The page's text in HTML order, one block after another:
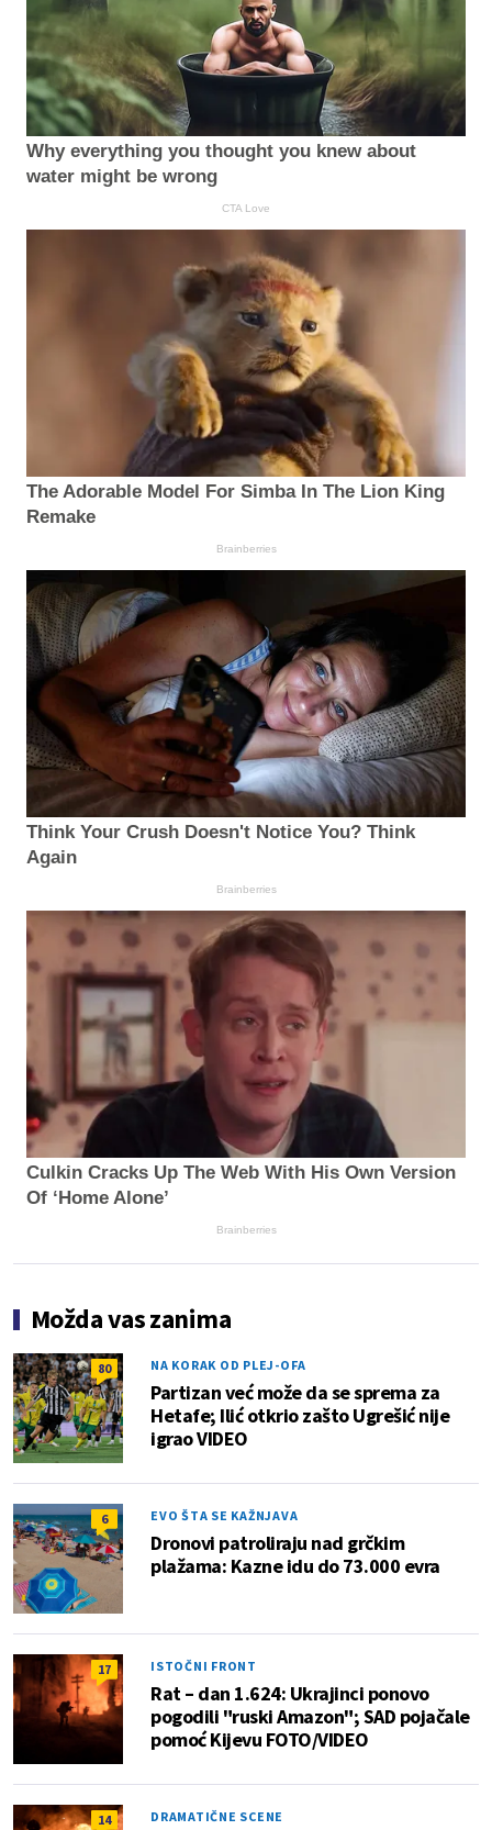
Why everything you thought you knew about
water might be wrong
CTA Love
The Adorable Model For Simba In The Lion King
Remake
Brainberries
Think Your Crush Doesn't Notice You? Think
Again
Brainberries
Culkin Cracks Up The Web With His Own Version
Of ‘Home Alone’
Brainberries
Možda vas zanima
80 NA KORAK OD PLEJ-OFA
Partizan već može da se sprema za
Hetafe; Ilić otkrio zašto Ugrešić nije
igrao VIDEO
6 EVO ŠTA SE KAŽNJAVA
Dronovi patroliraju nad grčkim
plažama: Kazne idu do 73.000 evra
17 ISTOČNI FRONT
Rat – dan 1.624: Ukrajinci ponovo
pogodili "ruski Amazon"; SAD pojačale
pomoć Kijevu FOTO/VIDEO
14 DRAMATIČNE SCENE